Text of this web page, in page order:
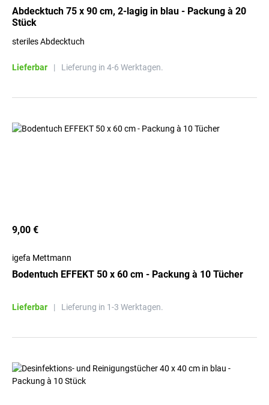
Abdecktuch 75 x 90 cm, 2-lagig in blau - Packung à 20
Stück
steriles Abdecktuch
Lieferbar | Lieferung in 4-6 Werktagen.
9,00 €
igefa Mettmann
Bodentuch EFFEKT 50 x 60 cm - Packung à 10 Tücher
Lieferbar | Lieferung in 1-3 Werktagen.